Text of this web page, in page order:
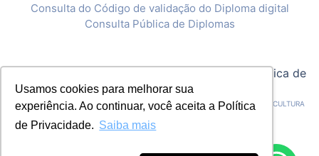
Usamos cookies para melhorar sua
experiência. Ao continuar, você aceita a Política
de Privacidade. Saiba mais
Consulta do Código de validação do Diploma digital
Consulta Pública de Diplomas
Política de
Privacidade
CNPJ: 92.238.914/0001-03 - ASSOCIAÇÃO PELOTENSE DE ASSISTÊNCIA E CULTURA